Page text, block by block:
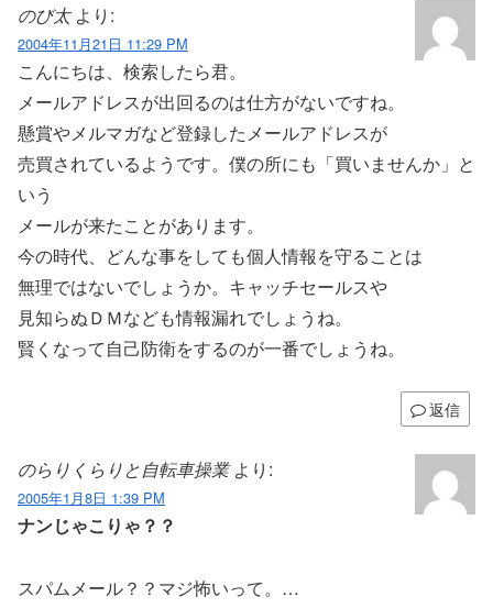
のび太 より:
2004年11月21日 11:29 PM
こんにちは、検索したら君。
メールアドレスが出回るのは仕方がないですね。
懸賞やメルマガなど登録したメールアドレスが
売買されているようです。僕の所にも「買いませんか」と
いう
メールが来たことがあります。
今の時代、どんな事をしても個人情報を守ることは
無理ではないでしょうか。キャッチセールスや
見知らぬＤＭなども情報漏れでしょうね。
賢くなって自己防衛をするのが一番でしょうね。
返信
のらりくらりと自転車操業 より:
2005年1月8日 1:39 PM
ナンじゃこりゃ？？
スパムメール？？マジ怖いって。…